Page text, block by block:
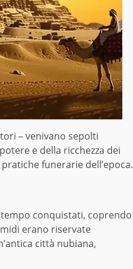
– venivano sepolti
e della ricchezza dei
funerarie dell’epoca.
conquistati, coprendo
erano riservate
città nubiana,